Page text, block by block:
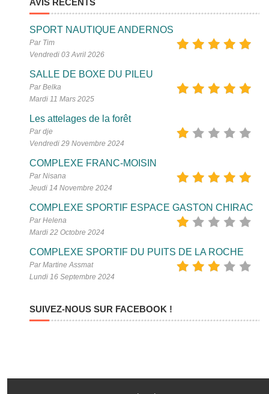
AVIS RÉCENTS
SPORT NAUTIQUE ANDERNOS
Par Tim
Vendredi 03 Avril 2026
SALLE DE BOXE DU PILEU
Par Belka
Mardi 11 Mars 2025
Les attelages de la forêt
Par dje
Vendredi 29 Novembre 2024
COMPLEXE FRANC-MOISIN
Par Nisana
Jeudi 14 Novembre 2024
COMPLEXE SPORTIF ESPACE GASTON CHIRAC
Par Helena
Mardi 22 Octobre 2024
COMPLEXE SPORTIF DU PUITS DE LA ROCHE
Par Martine Assmat
Lundi 16 Septembre 2024
SUIVEZ-NOUS SUR FACEBOOK !